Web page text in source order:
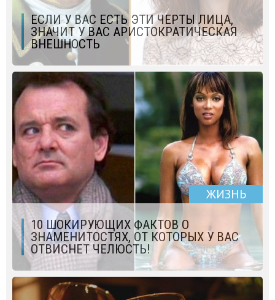
ЕСЛИ У ВАС ЕСТЬ ЭТИ ЧЕРТЫ ЛИЦА,
ЗНАЧИТ У ВАС АРИСТОКРАТИЧЕСКАЯ
ВНЕШНОСТЬ
ЖИЗНЬ
10 ШОКИРУЮЩИХ ФАКТОВ О
ЗНАМЕНИТОСТЯХ, ОТ КОТОРЫХ У ВАС
ОТВИСНЕТ ЧЕЛЮСТЬ!